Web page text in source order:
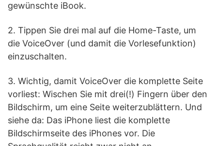
gewünschte iBook.
2. Tippen Sie drei mal auf die Home-Taste, um
die VoiceOver (und damit die Vorlesefunktion)
einzuschalten.
3. Wichtig, damit VoiceOver die komplette Seite
vorliest: Wischen Sie mit drei(!) Fingern über den
Bildschirm, um eine Seite weiterzublättern. Und
siehe da: Das iPhone liest die komplette
Bildschirmseite des iPhones vor. Die